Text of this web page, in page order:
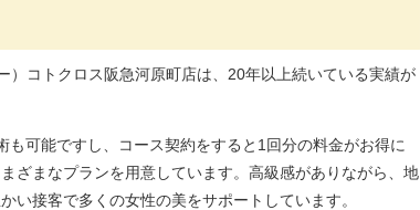
）コトクロス阪急河原町店は、20年以上続いている実績が
も可能ですし、コース契約をすると1回分の料金がお得に
ざまなプランを用意しています。高級感がありながら、地
い接客で多くの女性の美をサポートしています。